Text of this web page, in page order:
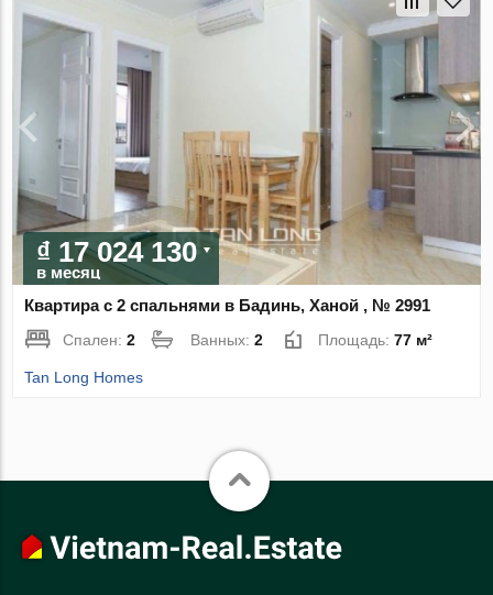
₫ 17 024 130
в месяц
Квартира с 2 спальнями в Бадинь, Ханой , № 2991
Спален:2 Ванных:2 Площадь:77 м²
Tan Long Homes